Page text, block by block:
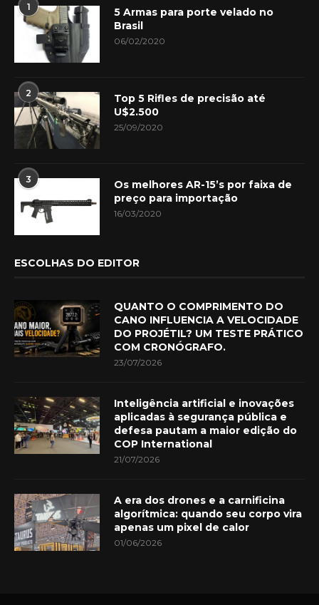
1
5 Armas para porte velado no
Brasil
06/02/2020
2
Top 5 Rifles de precisão até
U$2.500
25/09/2020
3
Os melhores AR-15’s por faixa de
preço para importação
16/03/2020
ESCOLHAS DO EDITOR
QUANTO O COMPRIMENTO DO
CANO INFLUENCIA A VELOCIDADE
DO PROJÉTIL? UM TESTE PRÁTICO
COM CRONÓGRAFO.
23/07/2026
Inteligência artificial e inovações
aplicadas à segurança pública e
defesa pautam a maior edição do
COP International
21/07/2026
A era dos drones e a carnificina
algorítmica: quando seu corpo vira
apenas um pixel de calor
01/06/2026